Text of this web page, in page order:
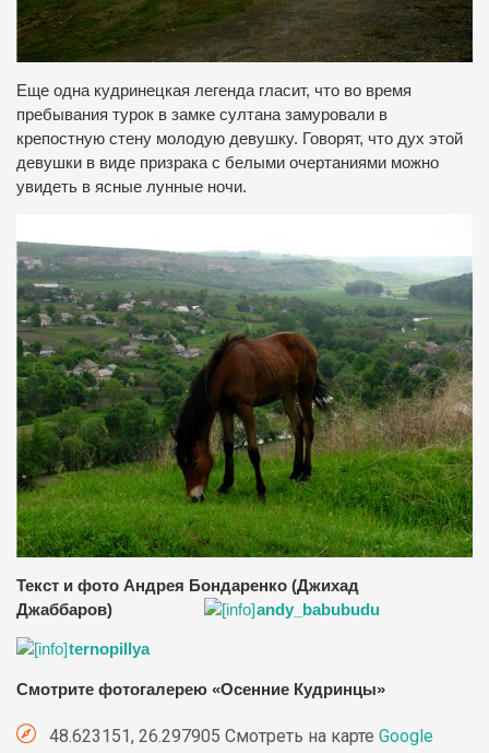
Еще одна кудринецкая легенда гласит, что во время
пребывания турок в замке султана замуровали в
крепостную стену молодую девушку. Говорят, что дух этой
девушки в виде призрака с белыми очертаниями можно
увидеть в ясные лунные ночи.
Текст и фото Андрея Бондаренко (Джихад
Джаббаров)
andy_babubudu
ternopillya
Смотрите фотогалерею «Осенние Кудринцы»
48.623151, 26.297905 Смотреть на карте Google